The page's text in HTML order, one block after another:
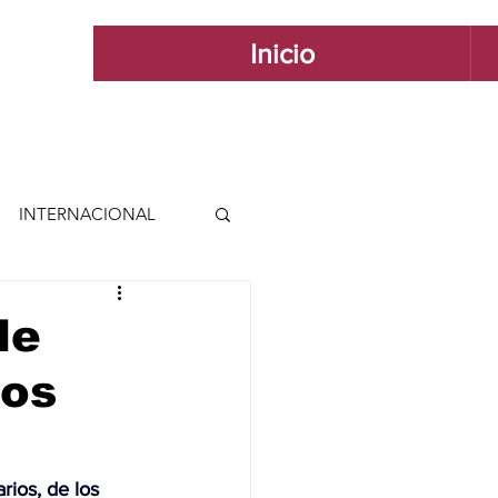
Inicio
INTERNACIONAL
INTERNACIONAL
ESTILO
de los